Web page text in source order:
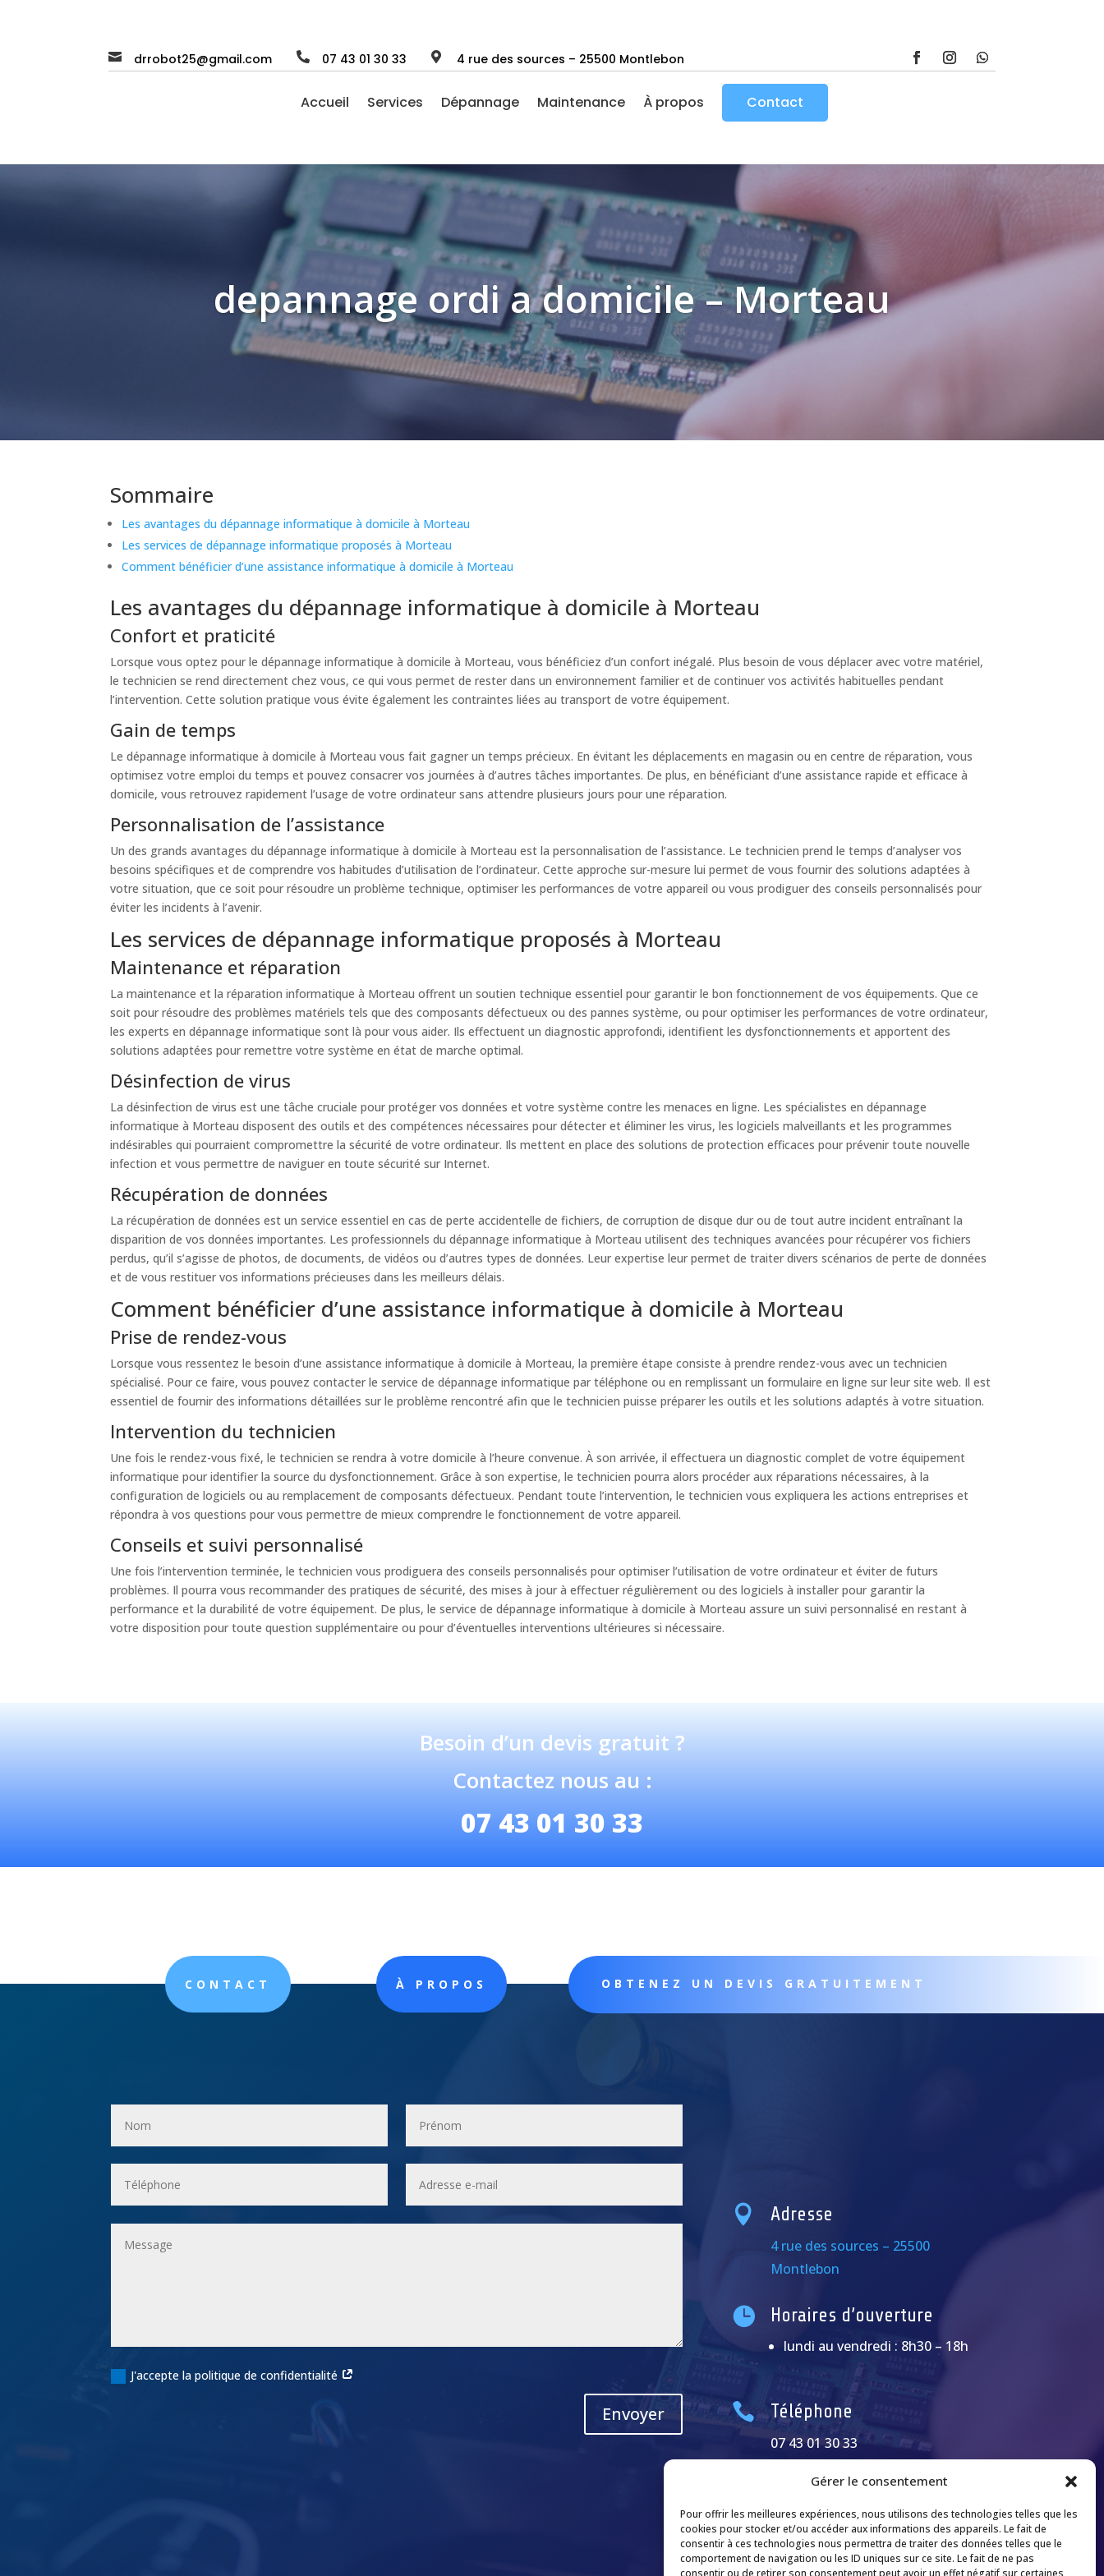
Gérer le consentement
Pour offrir les meilleures expériences, nous utilisons des technologies telles que les
cookies pour stocker et/ou accéder aux informations des appareils. Le fait de
consentir à ces technologies nous permettra de traiter des données telles que le
comportement de navigation ou les ID uniques sur ce site. Le fait de ne pas
consentir ou de retirer son consentement peut avoir un effet négatif sur certaines
 drrobot25@gmail.com  07 43 01 30 33  4 rue des sources – 25500 Montlebon
Accueil Services Dépannage Maintenance À propos Contact
depannage ordi a domicile – Morteau
Sommaire
Les avantages du dépannage informatique à domicile à Morteau
Les services de dépannage informatique proposés à Morteau
Comment bénéficier d’une assistance informatique à domicile à Morteau
Les avantages du dépannage informatique à domicile à Morteau
Confort et praticité
Lorsque vous optez pour le dépannage informatique à domicile à Morteau, vous bénéficiez d’un confort inégalé. Plus besoin de vous déplacer avec votre matériel,
le technicien se rend directement chez vous, ce qui vous permet de rester dans un environnement familier et de continuer vos activités habituelles pendant
l’intervention. Cette solution pratique vous évite également les contraintes liées au transport de votre équipement.
Gain de temps
Le dépannage informatique à domicile à Morteau vous fait gagner un temps précieux. En évitant les déplacements en magasin ou en centre de réparation, vous
optimisez votre emploi du temps et pouvez consacrer vos journées à d’autres tâches importantes. De plus, en bénéficiant d’une assistance rapide et efficace à
domicile, vous retrouvez rapidement l’usage de votre ordinateur sans attendre plusieurs jours pour une réparation.
Personnalisation de l’assistance
Un des grands avantages du dépannage informatique à domicile à Morteau est la personnalisation de l’assistance. Le technicien prend le temps d’analyser vos
besoins spécifiques et de comprendre vos habitudes d’utilisation de l’ordinateur. Cette approche sur-mesure lui permet de vous fournir des solutions adaptées à
votre situation, que ce soit pour résoudre un problème technique, optimiser les performances de votre appareil ou vous prodiguer des conseils personnalisés pour
éviter les incidents à l’avenir.
Les services de dépannage informatique proposés à Morteau
Maintenance et réparation
La maintenance et la réparation informatique à Morteau offrent un soutien technique essentiel pour garantir le bon fonctionnement de vos équipements. Que ce
soit pour résoudre des problèmes matériels tels que des composants défectueux ou des pannes système, ou pour optimiser les performances de votre ordinateur,
les experts en dépannage informatique sont là pour vous aider. Ils effectuent un diagnostic approfondi, identifient les dysfonctionnements et apportent des
solutions adaptées pour remettre votre système en état de marche optimal.
Désinfection de virus
La désinfection de virus est une tâche cruciale pour protéger vos données et votre système contre les menaces en ligne. Les spécialistes en dépannage
informatique à Morteau disposent des outils et des compétences nécessaires pour détecter et éliminer les virus, les logiciels malveillants et les programmes
indésirables qui pourraient compromettre la sécurité de votre ordinateur. Ils mettent en place des solutions de protection efficaces pour prévenir toute nouvelle
infection et vous permettre de naviguer en toute sécurité sur Internet.
Récupération de données
La récupération de données est un service essentiel en cas de perte accidentelle de fichiers, de corruption de disque dur ou de tout autre incident entraînant la
disparition de vos données importantes. Les professionnels du dépannage informatique à Morteau utilisent des techniques avancées pour récupérer vos fichiers
perdus, qu’il s’agisse de photos, de documents, de vidéos ou d’autres types de données. Leur expertise leur permet de traiter divers scénarios de perte de données
et de vous restituer vos informations précieuses dans les meilleurs délais.
Comment bénéficier d’une assistance informatique à domicile à Morteau
Prise de rendez-vous
Lorsque vous ressentez le besoin d’une assistance informatique à domicile à Morteau, la première étape consiste à prendre rendez-vous avec un technicien
spécialisé. Pour ce faire, vous pouvez contacter le service de dépannage informatique par téléphone ou en remplissant un formulaire en ligne sur leur site web. Il est
essentiel de fournir des informations détaillées sur le problème rencontré afin que le technicien puisse préparer les outils et les solutions adaptés à votre situation.
Intervention du technicien
Une fois le rendez-vous fixé, le technicien se rendra à votre domicile à l’heure convenue. À son arrivée, il effectuera un diagnostic complet de votre équipement
informatique pour identifier la source du dysfonctionnement. Grâce à son expertise, le technicien pourra alors procéder aux réparations nécessaires, à la
configuration de logiciels ou au remplacement de composants défectueux. Pendant toute l’intervention, le technicien vous expliquera les actions entreprises et
répondra à vos questions pour vous permettre de mieux comprendre le fonctionnement de votre appareil.
Conseils et suivi personnalisé
Une fois l’intervention terminée, le technicien vous prodiguera des conseils personnalisés pour optimiser l’utilisation de votre ordinateur et éviter de futurs
problèmes. Il pourra vous recommander des pratiques de sécurité, des mises à jour à effectuer régulièrement ou des logiciels à installer pour garantir la
performance et la durabilité de votre équipement. De plus, le service de dépannage informatique à domicile à Morteau assure un suivi personnalisé en restant à
votre disposition pour toute question supplémentaire ou pour d’éventuelles interventions ultérieures si nécessaire.
Besoin d’un devis gratuit ?
Contactez nous au :
07 43 01 30 33
CONTACT À PROPOS OBTENEZ UN DEVIS GRATUITEMENT
J'accepte la politique de confidentialité
Envoyer
 Adresse
4 rue des sources – 25500
Montlebon
 Horaires d’ouverture
lundi au vendredi : 8h30 – 18h
 Téléphone
07 43 01 30 33